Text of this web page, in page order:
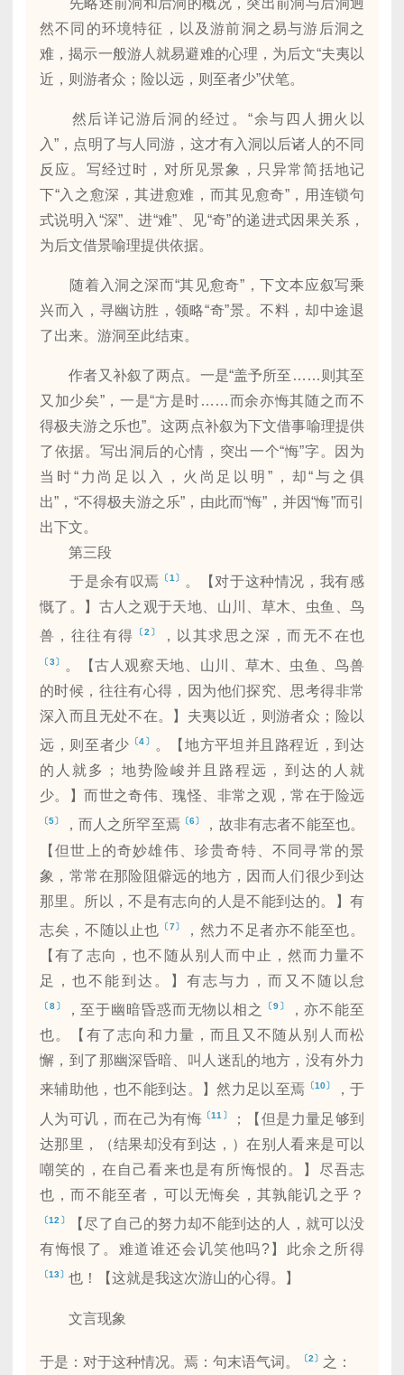
先略述前洞和后洞的概况，突出前洞与后洞迥
然不同的环境特征，以及游前洞之易与游后洞之
难，揭示一般游人就易避难的心理，为后文“夫夷以
近，则游者众；险以远，则至者少”伏笔。
然后详记游后洞的经过。“余与四人拥火以
入”，点明了与人同游，这才有入洞以后诸人的不同
反应。写经过时，对所见景象，只异常简括地记
下“入之愈深，其进愈难，而其见愈奇”，用连锁句
式说明入“深”、进“难”、见“奇”的递进式因果关系，
为后文借景喻理提供依据。
随着入洞之深而“其见愈奇”，下文本应叙写乘
兴而入，寻幽访胜，领略“奇”景。不料，却中途退
了出来。游洞至此结束。
作者又补叙了两点。一是“盖予所至……则其至
又加少矣”，一是“方是时……而余亦悔其随之而不
得极夫游之乐也”。这两点补叙为下文借事喻理提供
了依据。写出洞后的心情，突出一个“悔”字。因为
当时“力尚足以入，火尚足以明”，却“与之俱
出”，“不得极夫游之乐”，由此而“悔”，并因“悔”而引
出下文。
第三段
于是余有叹焉 〔1〕
。【对于这种情况，我有感
慨了。】古人之观于天地、山川、草木、虫鱼、鸟
兽，往往有得
〔2〕 ，以其求思之深，而无不在也
〔3〕
。【古人观察天地、山川、草木、虫鱼、鸟兽
的时候，往往有心得，因为他们探究、思考得非常
深入而且无处不在。】夫夷以近，则游者众；险以
远，则至者少 〔4〕
。【地方平坦并且路程近，到达
的人就多；地势险峻并且路程远，到达的人就
少。】而世之奇伟、瑰怪、非常之观，常在于险远
〔5〕 ，而人之所罕至焉〔6〕
，故非有志者不能至也。
【但世上的奇妙雄伟、珍贵奇特、不同寻常的景
象，常常在那险阻僻远的地方，因而人们很少到达
那里。所以，不是有志向的人是不能到达的。】有
志矣，不随以止也 〔7〕
，然力不足者亦不能至也。
【有了志向，也不随从别人而中止，然而力量不
足，也不能到达。】有志与力，而又不随以怠
〔8〕 ，至于幽暗昏惑而无物以相之 〔9〕
，亦不能至
也。【有了志向和力量，而且又不随从别人而松
懈，到了那幽深昏暗、叫人迷乱的地方，没有外力
来辅助他，也不能到达。】然力足以至焉 〔10〕
，于
人为可讥，而在己为有悔 〔11〕
；【但是力量足够到
达那里，（结果却没有到达，）在别人看来是可以
嘲笑的，在自己看来也是有所悔恨的。】尽吾志
也，而不能至者，可以无悔矣，其孰能讥之乎？
〔12〕
【尽了自己的努力却不能到达的人，就可以没
有悔恨了。难道谁还会讥笑他吗?】此余之所得
〔13〕 也！【这就是我这次游山的心得。】
文言现象
于是：对于这种情况。焉：句末语气词。 〔2〕 之：